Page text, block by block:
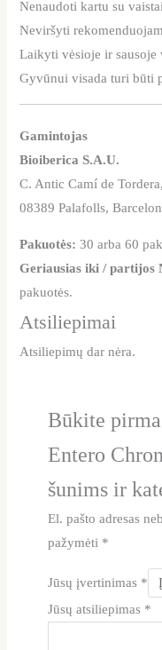
Nenaudoti kartu su
Neviršyti
Laikyti vėsioje ir sausoje
Gyvūnui visada turi būti
Gamintojas
Bioiberica S.A.U.
C. Antic Camí de
08389 Palafolls,
Pakuotės: 30 arba 60
Geriausias iki / partijos
pakuotės.
Atsiliepimai
Atsiliepimų dar nėra.
Būkite
Entero
šunims ir
El. pašto adresas
pažymėti *
Jūsų įvertinimas *
Jūsų atsiliepimas *